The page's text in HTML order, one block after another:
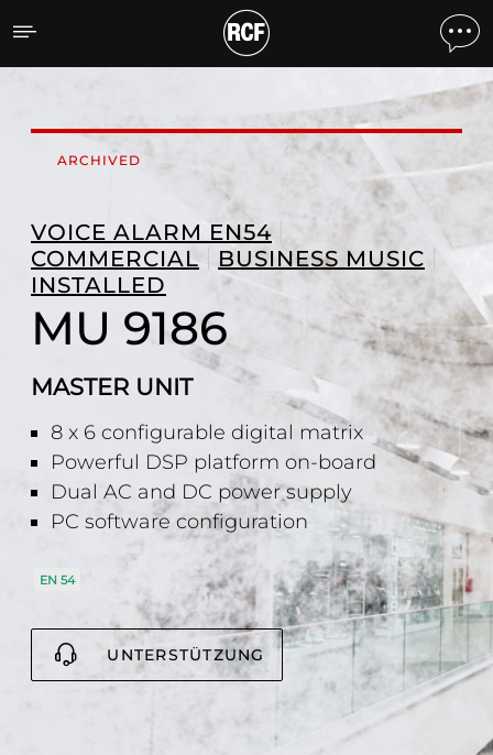
MU 9186 MASTER UNIT
ARCHIVED
VOICE ALARM EN54
COMMERCIAL
BUSINESS MUSIC
INSTALLED
MU 9186
MASTER UNIT
8 x 6 configurable digital matrix
Powerful DSP platform on-board
Dual AC and DC power supply
PC software configuration
EN 54
UNTERSTÜTZUNG